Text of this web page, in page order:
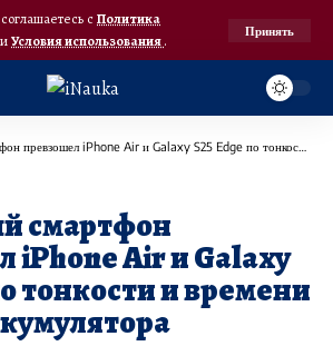
с Политика
иУсловия использования.
Принять
iPhone Air и Galaxy S25 Edge по тонкости и времени работы аккумулятора
смартфон
iPhone Air и Galaxy
тонкости и времени